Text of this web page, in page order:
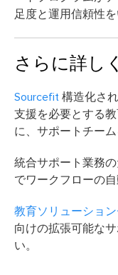
足度と運用信頼性
さらに詳しく
Sourcefit 構造化さ
支援を必要とする
に、サポートチーム
統合サポート業務
でワークフローの
教育ソリューショ
向けの拡張可能な
い。